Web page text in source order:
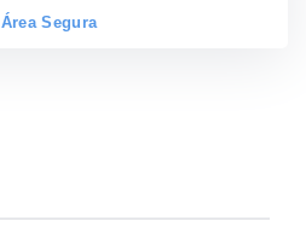
Área Segura